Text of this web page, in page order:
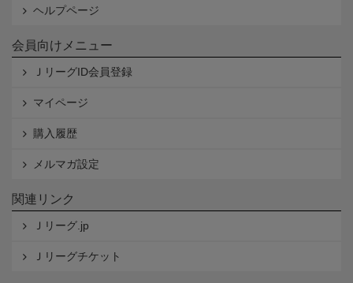
ヘルプページ
会員向けメニュー
ＪリーグID会員登録
マイページ
購入履歴
メルマガ設定
関連リンク
Ｊリーグ.jp
Ｊリーグチケット